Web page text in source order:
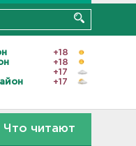
+18
+18
+17
+17
Что читают